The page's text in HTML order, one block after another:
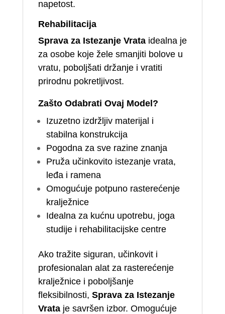
napetost.
Rehabilitacija
Sprava za Istezanje Vrataidealna je
za osobe koje žele smanjiti bolove u
vratu, poboljšati držanje i vratiti
prirodnu pokretljivost.
Zašto Odabrati Ovaj Model?
Izuzetno izdržljiv materijal i
stabilna konstrukcija
Pogodna za sve razine znanja
Pruža učinkovito istezanje vrata,
leđa i ramena
Omogućuje potpuno rasterećenje
kralježnice
Idealna za kućnu upotrebu, joga
studije i rehabilitacijske centre
Ako tražite siguran, učinkovit i
profesionalan alat za rasterećenje
kralježnice i poboljšanje
fleksibilnosti, Sprava za Istezanje
Vrataje savršen izbor. Omogućuje